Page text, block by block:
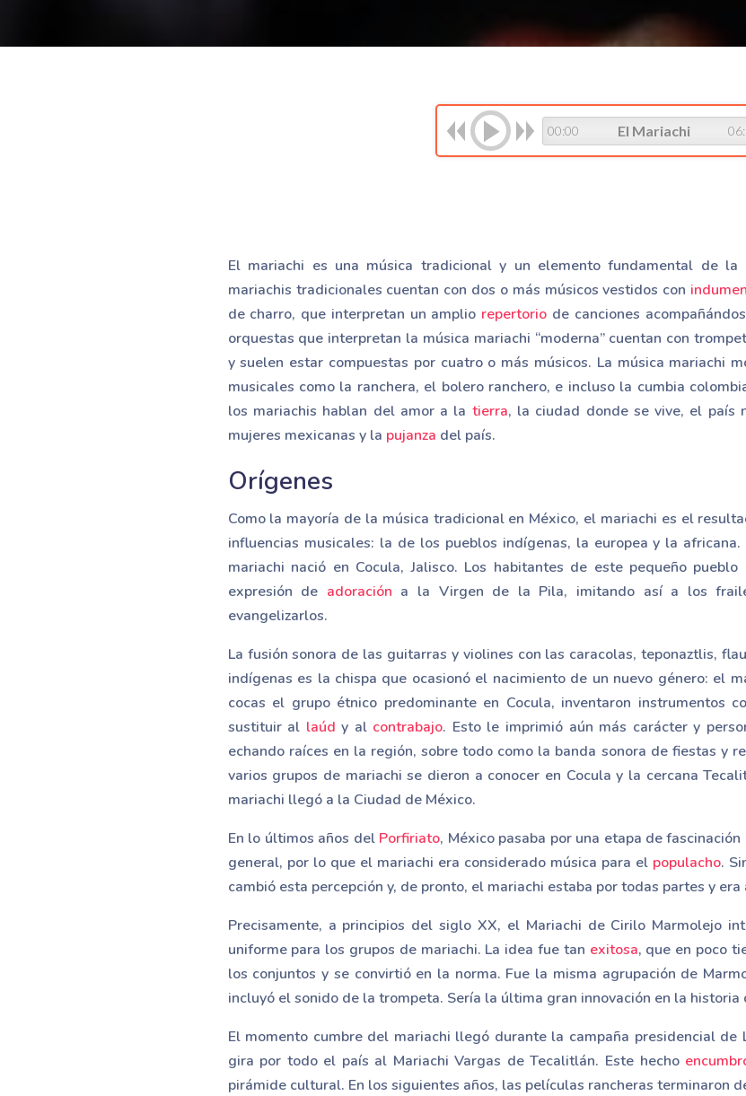
00:00 El Mariachi
El mariachi es una música tradicional y un elemento fundamental de la
mariachis tradicionales cuentan con dos o más músicos vestidos con
de charro, que interpretan un amplio repertorio de canciones
orquestas que interpretan la música mariachi “moderna” cuentan con
y suelen estar compuestas por cuatro o más músicos. La música mariachi
musicales como la ranchera, el bolero ranchero, e incluso la cumbia
los mariachis hablan del amor a la tierra, la ciudad donde se vive, el país
mujeres mexicanas y la pujanza del país.
Orígenes
Como la mayoría de la música tradicional en México, el mariachi es el
influencias musicales: la de los pueblos indígenas, la europea y la
mariachi nació en Cocula, Jalisco. Los habitantes de este pequeño
expresión de adoración a la Virgen de la Pila, imitando así a los
evangelizarlos.
La fusión sonora de las guitarras y violines con las caracolas, teponaztlis,
indígenas es la chispa que ocasionó el nacimiento de un nuevo género: el
cocas el grupo étnico predominante en Cocula, inventaron instrumentos
sustituir al laúd y al contrabajo. Esto le imprimió aún más carácter y
echando raíces en la región, sobre todo como la banda sonora de fiestas y
varios grupos de mariachi se dieron a conocer en Cocula y la cercana
mariachi llegó a la Ciudad de México.
En lo últimos años del Porfiriato, México pasaba por una etapa de
general, por lo que el mariachi era considerado música para el populacho.
cambió esta percepción y, de pronto, el mariachi estaba por todas partes y
Precisamente, a principios del siglo XX, el Mariachi de Cirilo Marmolejo
uniforme para los grupos de mariachi. La idea fue tan exitosa, que en poco
los conjuntos y se convirtió en la norma. Fue la misma agrupación de
incluyó el sonido de la trompeta. Sería la última gran innovación en la historia
El momento cumbre del mariachi llegó durante la campaña presidencial de
gira por todo el país al Mariachi Vargas de Tecalitlán. Este hecho
pirámide cultural. En los siguientes años, las películas rancheras terminaron